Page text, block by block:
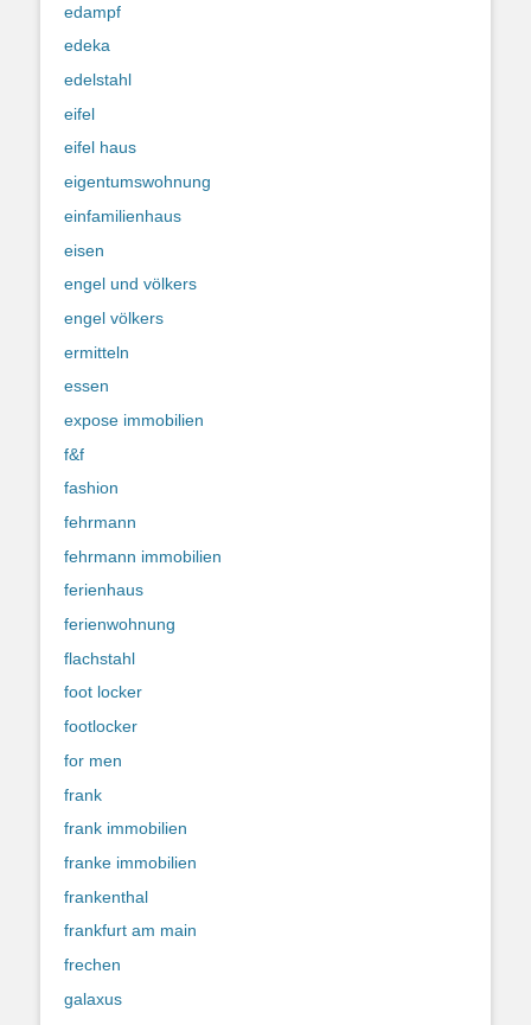
edampf
edeka
edelstahl
eifel
eifel haus
eigentumswohnung
einfamilienhaus
eisen
engel und völkers
engel völkers
ermitteln
essen
expose immobilien
f&f
fashion
fehrmann
fehrmann immobilien
ferienhaus
ferienwohnung
flachstahl
foot locker
footlocker
for men
frank
frank immobilien
franke immobilien
frankenthal
frankfurt am main
frechen
galaxus